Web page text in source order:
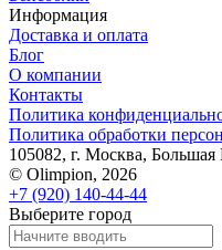
Информация
Доставка и оплата
Блог
О компании
Контакты
Политика
Политика обработки
105082, г. Москва, Большая
© Olimpion, 2026
+7 (920) 140-44-44
Выберите город